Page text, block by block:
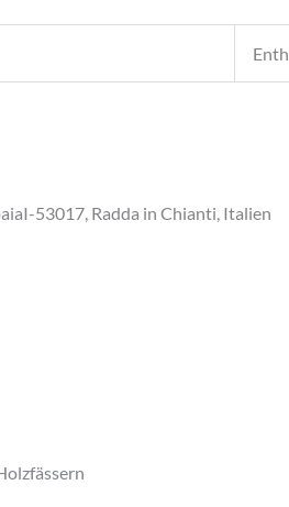
53017, Radda in Chianti, Italien